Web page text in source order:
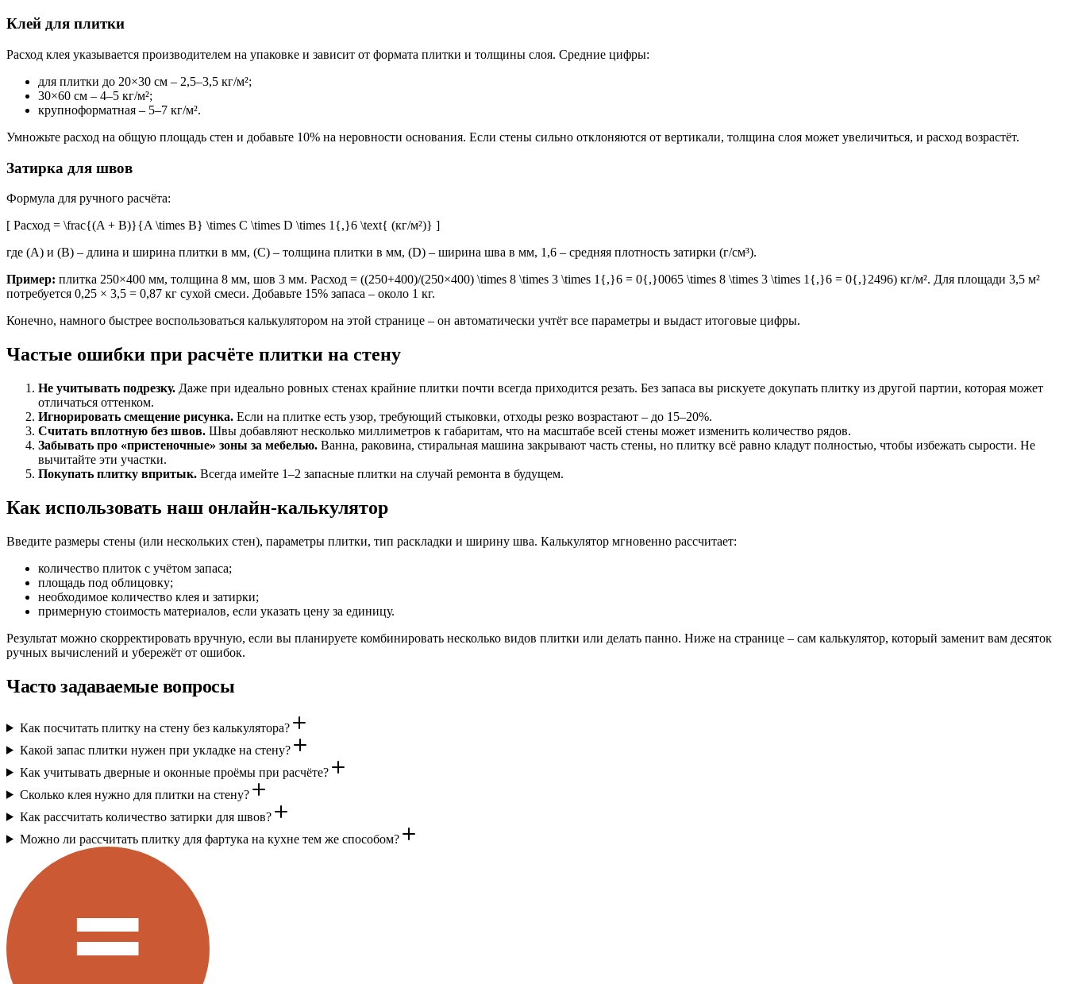
Клей для плитки
Расход клея указывается производителем на упаковке и зависит от формата плитки и толщины слоя. Средние цифры:
для плитки до 20×30 см – 2,5–3,5 кг/м²;
30×60 см – 4–5 кг/м²;
крупноформатная – 5–7 кг/м².
Умножьте расход на общую площадь стен и добавьте 10% на неровности основания. Если стены сильно отклоняются от вертикали, толщина слоя может увеличиться, и расход возрастёт.
Затирка для швов
Формула для ручного расчёта:
[ Расход = \frac{(A + B)}{A \times B} \times C \times D \times 1{,}6 \text{ (кг/м²)} ]
где (A) и (B) – длина и ширина плитки в мм, (C) – толщина плитки в мм, (D) – ширина шва в мм, 1,6 – средняя плотность затирки (г/см³).
Пример: плитка 250×400 мм, толщина 8 мм, шов 3 мм. Расход = ((250+400)/(250×400) \times 8 \times 3 \times 1{,}6 = 0{,}0065 \times 8 \times 3 \times 1{,}6 = 0{,}2496) кг/м². Для площади 3,5 м²
потребуется 0,25 × 3,5 = 0,87 кг сухой смеси. Добавьте 15% запаса – около 1 кг.
Конечно, намного быстрее воспользоваться калькулятором на этой странице – он автоматически учтёт все параметры и выдаст итоговые цифры.
Частые ошибки при расчёте плитки на стену
Не учитывать подрезку. Даже при идеально ровных стенах крайние плитки почти всегда приходится резать. Без запаса вы рискуете докупать плитку из другой партии, которая может
отличаться оттенком.
Игнорировать смещение рисунка. Если на плитке есть узор, требующий стыковки, отходы резко возрастают – до 15–20%.
Считать вплотную без швов. Швы добавляют несколько миллиметров к габаритам, что на масштабе всей стены может изменить количество рядов.
Забывать про «пристеночные» зоны за мебелью. Ванна, раковина, стиральная машина закрывают часть стены, но плитку всё равно кладут полностью, чтобы избежать сырости. Не
вычитайте эти участки.
Покупать плитку впритык. Всегда имейте 1–2 запасные плитки на случай ремонта в будущем.
Как использовать наш онлайн-калькулятор
Введите размеры стены (или нескольких стен), параметры плитки, тип раскладки и ширину шва. Калькулятор мгновенно рассчитает:
количество плиток с учётом запаса;
площадь под облицовку;
необходимое количество клея и затирки;
примерную стоимость материалов, если указать цену за единицу.
Результат можно скорректировать вручную, если вы планируете комбинировать несколько видов плитки или делать панно. Ниже на странице – сам калькулятор, который заменит вам десяток
ручных вычислений и убережёт от ошибок.
Часто задаваемые вопросы
Как посчитать плитку на стену без калькулятора?
Какой запас плитки нужен при укладке на стену?
Как учитывать дверные и оконные проёмы при расчёте?
Сколько клея нужно для плитки на стену?
Как рассчитать количество затирки для швов?
Можно ли рассчитать плитку для фартука на кухне тем же способом?